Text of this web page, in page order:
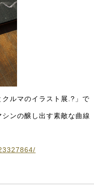
ルマのイラスト展.?」で
ンの醸し出す素敵な曲線